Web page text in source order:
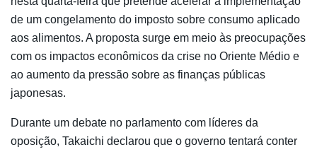
de um congelamento do imposto sobre consumo aplicado
aos alimentos. A proposta surge em meio às preocupações
com os impactos econômicos da crise no Oriente Médio e
ao aumento da pressão sobre as finanças públicas
japonesas.
Durante um debate no parlamento com líderes da
oposição, Takaichi declarou que o governo tentará conter